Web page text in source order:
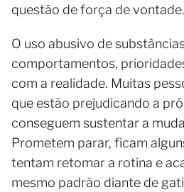
questão de força de vontade.
O uso abusivo de
comportamentos,
com a realidade. Muitas
que estão prejudicando a
conseguem sustentar a
Prometem parar, ficam
tentam retomar a rotina e
mesmo padrão diante de